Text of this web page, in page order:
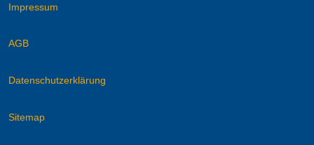
Impressum
AGB
Datenschutzerklärung
Sitemap